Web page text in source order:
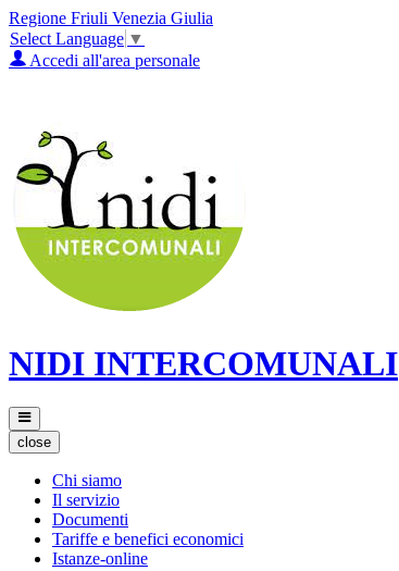
Regione Friuli Venezia Giulia
Select Language ▼
Accedi all'area personale
NIDI INTERCOMUNALI
close
Chi siamo
Il servizio
Documenti
Tariffe e benefici economici
Istanze-online